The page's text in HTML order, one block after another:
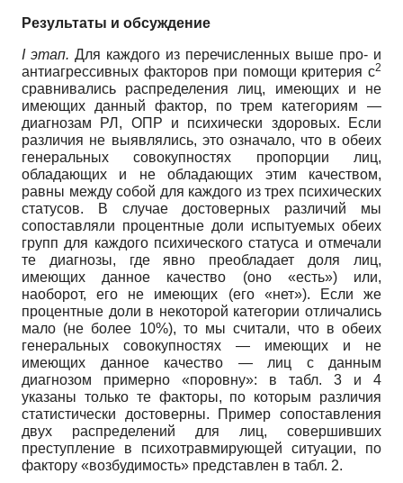
Результаты и обсуждение
I этап. Для каждого из перечисленных выше про- и
антиагрессивных факторов при помощи критерия c2
сравнивались распределения лиц, имеющих и не
имеющих данный фактор, по трем категориям —
диагнозам РЛ, ОПР и психически здоровых. Если
различия не выявлялись, это означало, что в обеих
генеральных совокупностях пропорции лиц,
обладающих и не обладающих этим качеством,
равны между собой для каждого из трех психических
статусов. В случае достоверных различий мы
сопоставляли процентные доли испытуемых обеих
групп для каждого психического статуса и отмечали
те диагнозы, где явно преобладает доля лиц,
имеющих данное качество (оно «есть») или,
наоборот, его не имеющих (его «нет»). Если же
процентные доли в некоторой категории отличались
мало (не более 10%), то мы считали, что в обеих
генеральных совокупностях — имеющих и не
имеющих данное качество — лиц с данным
диагнозом примерно «поровну»: в табл. 3 и 4
указаны только те факторы, по которым различия
статистически достоверны. Пример сопоставления
двух распределений для лиц, совершивших
преступление в психотравмирующей ситуации, по
фактору «возбудимость» представлен в табл. 2.